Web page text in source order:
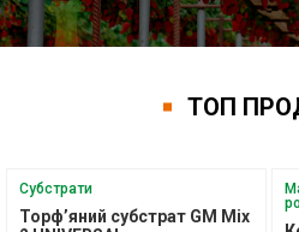
ТОП
Субстрати
Торф’яний субстрат GM Mix